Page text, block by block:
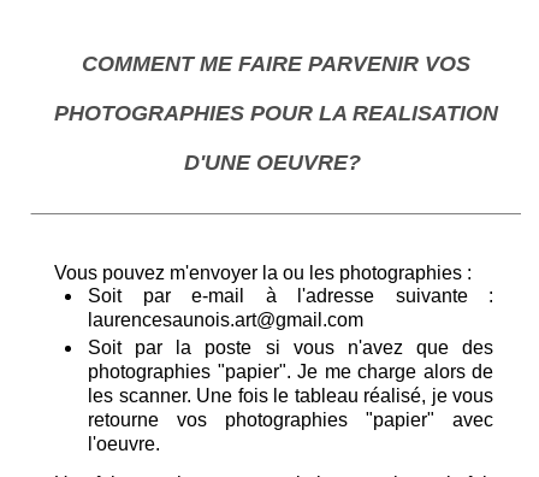
COMMENT ME FAIRE PARVENIR VOS
PHOTOGRAPHIES POUR LA REALISATION
D'UNE OEUVRE?
Vous pouvez m'envoyer la ou les photographies :
Soit par e-mail à l'adresse suivante :
laurencesaunois.art@gmail.com
Soit par la poste si vous n'avez que des
photographies "papier". Je me charge alors de
les scanner. Une fois le tableau réalisé, je vous
retourne vos photographies "papier" avec
l'oeuvre.